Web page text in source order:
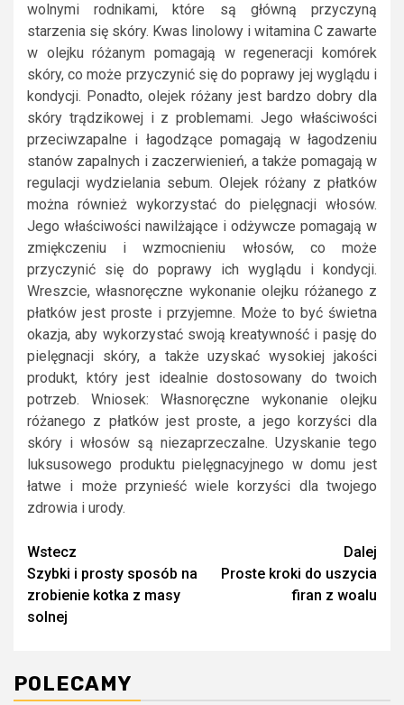
wolnymi rodnikami, które są główną przyczyną
starzenia się skóry. Kwas linolowy i witamina C zawarte
w olejku różanym pomagają w regeneracji komórek
skóry, co może przyczynić się do poprawy jej wyglądu i
kondycji. Ponadto, olejek różany jest bardzo dobry dla
skóry trądzikowej i z problemami. Jego właściwości
przeciwzapalne i łagodzące pomagają w łagodzeniu
stanów zapalnych i zaczerwienień, a także pomagają w
regulacji wydzielania sebum. Olejek różany z płatków
można również wykorzystać do pielęgnacji włosów.
Jego właściwości nawilżające i odżywcze pomagają w
zmiękczeniu i wzmocnieniu włosów, co może
przyczynić się do poprawy ich wyglądu i kondycji.
Wreszcie, własnoręczne wykonanie olejku różanego z
płatków jest proste i przyjemne. Może to być świetna
okazja, aby wykorzystać swoją kreatywność i pasję do
pielęgnacji skóry, a także uzyskać wysokiej jakości
produkt, który jest idealnie dostosowany do twoich
potrzeb. Wniosek: Własnoręczne wykonanie olejku
różanego z płatków jest proste, a jego korzyści dla
skóry i włosów są niezaprzeczalne. Uzyskanie tego
luksusowego produktu pielęgnacyjnego w domu jest
łatwe i może przynieść wiele korzyści dla twojego
zdrowia i urody.
Continue
Reading
Wstecz
Szybki i prosty sposób na
zrobienie kotka z masy
solnej
Dalej
Proste kroki do uszycia
firan z woalu
POLECAMY